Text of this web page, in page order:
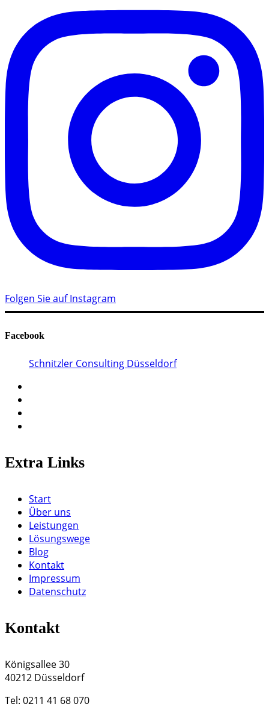
Folgen Sie auf Instagram
Facebook
Schnitzler Consulting Düsseldorf
Extra Links
Start
Über uns
Leistungen
Lösungswege
Blog
Kontakt
Impressum
Datenschutz
Kontakt
Königsallee 30
40212 Düsseldorf
Tel: 0211 41 68 070